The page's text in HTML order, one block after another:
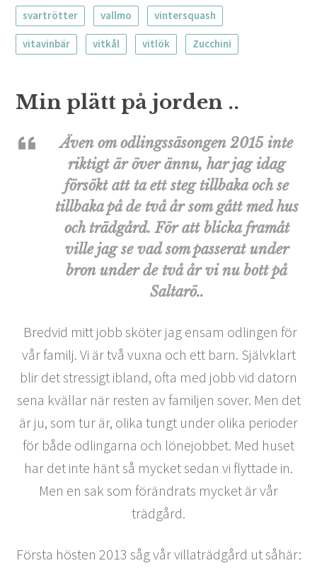
svartrötter vallmo vintersquash
vitavinbär vitkål vitlök Zucchini
Min plätt på jorden ..
Även om odlingssäsongen 2015 inte
riktigt är över ännu, har jag idag
försökt att ta ett steg tillbaka och se
tillbaka på de två år som gått med hus
och trädgård. För att blicka framåt
ville jag se vad som passerat under
bron under de två år vi nu bott på
Saltarö..
Bredvid mitt jobb sköter jag ensam odlingen för
vår familj. Vi är två vuxna och ett barn. Självklart
blir det stressigt ibland, ofta med jobb vid datorn
sena kvällar när resten av familjen sover. Men det
är ju, som tur är, olika tungt under olika perioder
för både odlingarna och lönejobbet. Med huset
har det inte hänt så mycket sedan vi flyttade in.
Men en sak som förändrats mycket är vår
trädgård.
Första hösten 2013 såg vår villaträdgård ut såhär: